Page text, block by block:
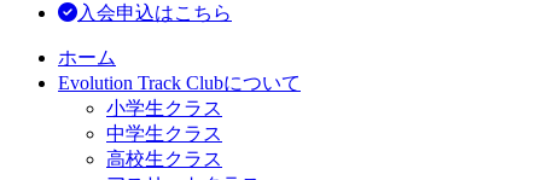
入会申込はこちら
ホーム
Evolution Track Clubについて
小学生クラス
中学生クラス
高校生クラス